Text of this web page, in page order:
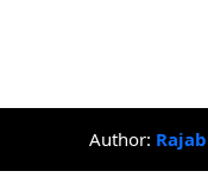
Author: